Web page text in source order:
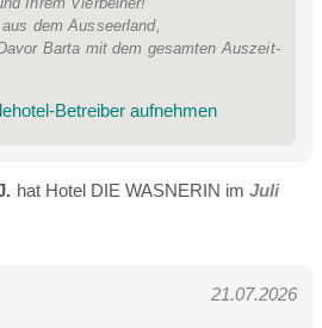
dem Ausseerland,
Barta mit dem gesamten Auszeit-
Betreiber aufnehmen
hat Hotel DIE WASNERIN im Juli
21.07.2026